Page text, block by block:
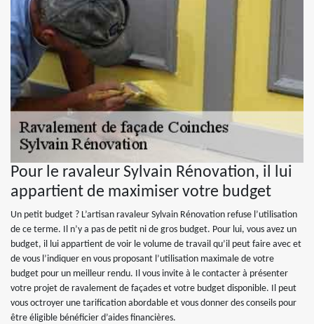
Pour le ravaleur Sylvain Rénovation, il lui
appartient de maximiser votre budget
Un petit budget ? L’artisan ravaleur Sylvain Rénovation refuse l’utilisation
de ce terme. Il n’y a pas de petit ni de gros budget. Pour lui, vous avez un
budget, il lui appartient de voir le volume de travail qu’il peut faire avec et
de vous l’indiquer en vous proposant l’utilisation maximale de votre
budget pour un meilleur rendu. Il vous invite à le contacter à présenter
votre projet de ravalement de façades et votre budget disponible. Il peut
vous octroyer une tarification abordable et vous donner des conseils pour
être éligible bénéficier d’aides financières.